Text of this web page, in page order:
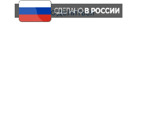
Поделиться